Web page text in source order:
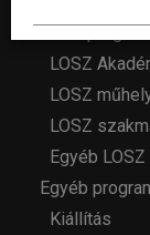
LOSZ
LOSZ
LOSZ
LOSZ
Egyéb
Egyéb
Kiállítás